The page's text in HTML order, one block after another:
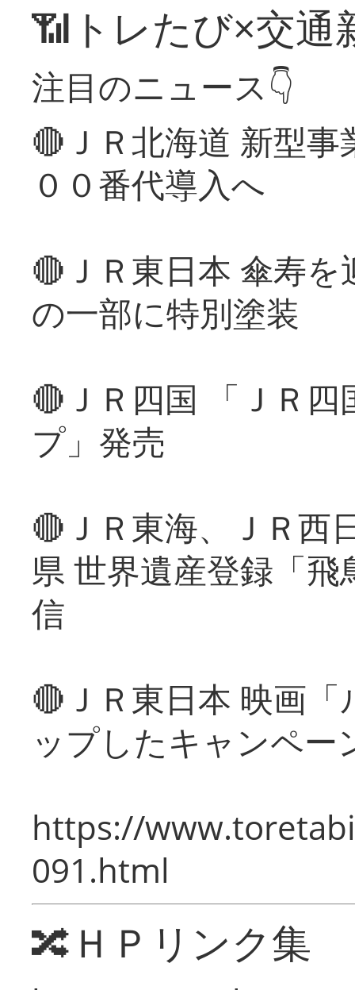
📶トレたび×交通
注目のニュース👇
🔴ＪＲ北海道 新型
００番代導入へ
🔴ＪＲ東日本 傘寿
の一部に特別塗装
🔴ＪＲ四国 「ＪＲ
プ」発売
🔴ＪＲ東海、ＪＲ西
県 世界遺産登録「
信
🔴ＪＲ東日本 映画
ップしたキャンペー
https://
091.html
🔀ＨＰリンク集